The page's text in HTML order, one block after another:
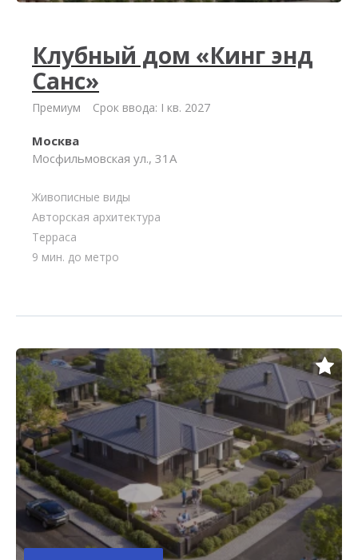
Клубный дом «Кинг энд
Санс»
Премиум Срок ввода: I кв. 2027
Москва
Мосфильмовская ул., 31А
Живописные виды
Авторская архитектура
Терраса
9 мин. до метро